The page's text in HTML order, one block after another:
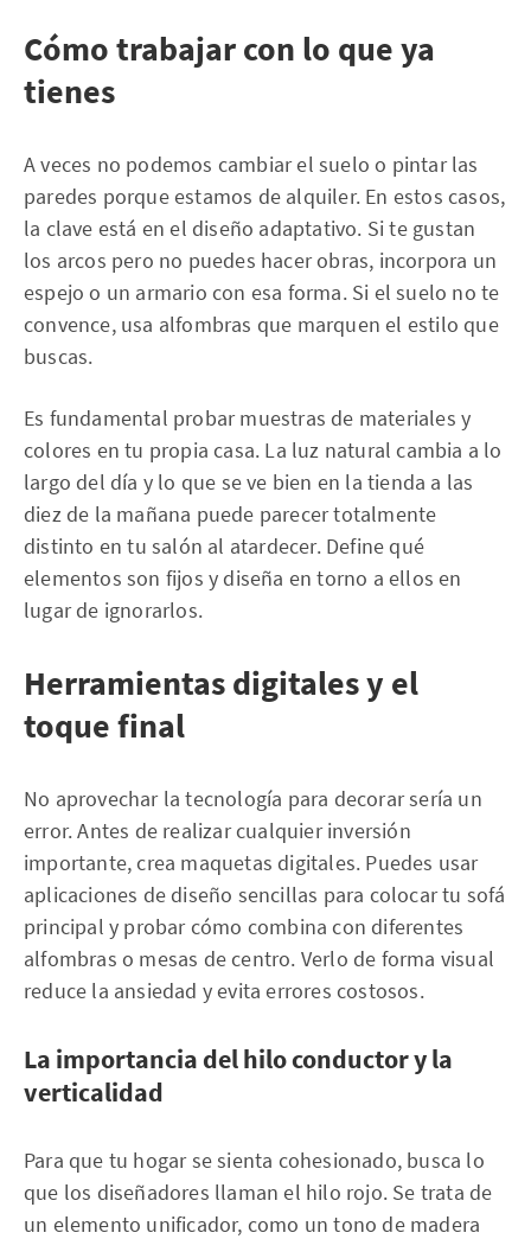
Cómo trabajar con lo que ya
tienes
A veces no podemos cambiar el suelo o pintar las
paredes porque estamos de alquiler. En estos casos,
la clave está en el diseño adaptativo. Si te gustan
los arcos pero no puedes hacer obras, incorpora un
espejo o un armario con esa forma. Si el suelo no te
convence, usa alfombras que marquen el estilo que
buscas.
Es fundamental probar muestras de materiales y
colores en tu propia casa. La luz natural cambia a lo
largo del día y lo que se ve bien en la tienda a las
diez de la mañana puede parecer totalmente
distinto en tu salón al atardecer. Define qué
elementos son fijos y diseña en torno a ellos en
lugar de ignorarlos.
Herramientas digitales y el
toque final
No aprovechar la tecnología para decorar sería un
error. Antes de realizar cualquier inversión
importante, crea maquetas digitales. Puedes usar
aplicaciones de diseño sencillas para colocar tu sofá
principal y probar cómo combina con diferentes
alfombras o mesas de centro. Verlo de forma visual
reduce la ansiedad y evita errores costosos.
La importancia del hilo conductor y la
verticalidad
Para que tu hogar se sienta cohesionado, busca lo
que los diseñadores llaman el hilo rojo. Se trata de
un elemento unificador, como un tono de madera